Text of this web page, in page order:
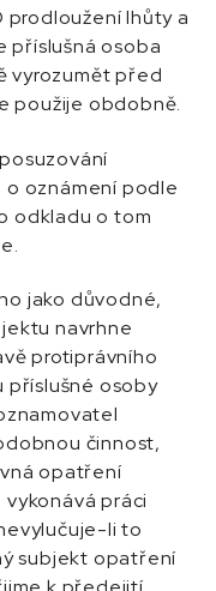
prodloužení lhůty a
příslušná osoba
vyrozumět před
použije obdobně.
oznámení podle
odkladu o tom
jako důvodné,
navrhne
protiprávního
příslušné osoby
činnost,
opatření
práci
li to
subjekt opatření